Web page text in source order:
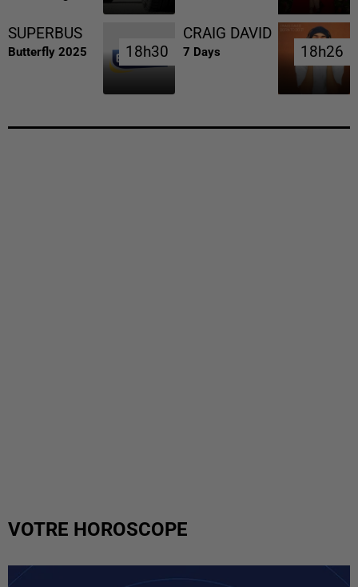
SUPERBUS
Butterfly 2025 18h30
18h30
CRAIG DAVID
7 Days 18h26
18h26
VOTRE HOROSCOPE